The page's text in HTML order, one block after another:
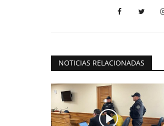
NOTICIAS RELACIONADAS